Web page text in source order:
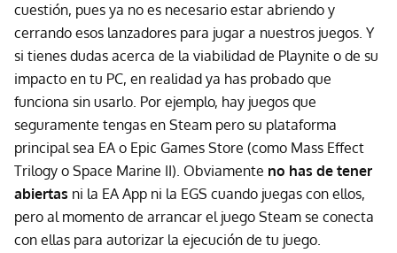
cuestión, pues ya no es necesario estar abriendo y
cerrando esos lanzadores para jugar a nuestros juegos. Y
si tienes dudas acerca de la viabilidad de Playnite o de su
impacto en tu PC, en realidad ya has probado que
funciona sin usarlo. Por ejemplo, hay juegos que
seguramente tengas en Steam pero su plataforma
principal sea EA o Epic Games Store (como Mass Effect
Trilogy o Space Marine II). Obviamente no has de tener
abiertas ni la EA App ni la EGS cuando juegas con ellos,
pero al momento de arrancar el juego Steam se conecta
con ellas para autorizar la ejecución de tu juego.